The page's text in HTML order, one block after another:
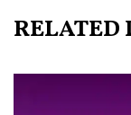
RELATED